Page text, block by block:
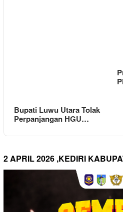
Bupati Luwu Utara Tolak
Perpanjangan HGU…
2 APRIL 2026 ,KEDIRI